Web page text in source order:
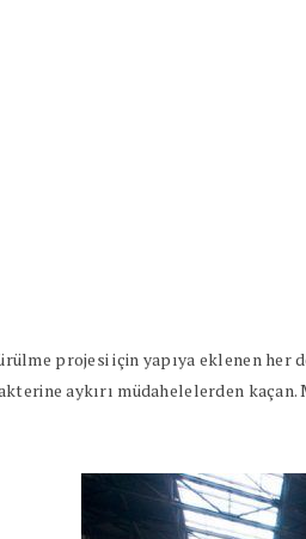
projesi için yapıya eklenen her
aykırı müdahelelerden